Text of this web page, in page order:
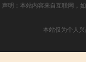
声明：本站内容来自互联网，
本站仅为个人